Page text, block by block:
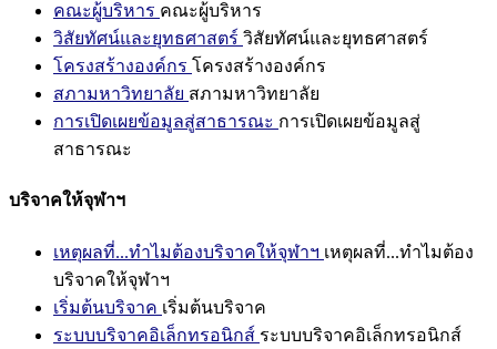
คณะผู้บริหาร คณะผู้บริหาร
วิสัยทัศน์และยุทธศาสตร์ วิสัยทัศน์และยุทธศาสตร์
โครงสร้างองค์กร โครงสร้างองค์กร
สภามหาวิทยาลัย สภามหาวิทยาลัย
การเปิดเผยข้อมูลสู่สาธารณะ การเปิดเผยข้อมูลสู่
สาธารณะ
บริจาคให้จุฬาฯ
เหตุผลที่...ทำไมต้องบริจาคให้จุฬาฯ เหตุผลที่...ทำไมต้อง
บริจาคให้จุฬาฯ
เริ่มต้นบริจาค เริ่มต้นบริจาค
ระบบบริจาคอิเล็กทรอนิกส์ ระบบบริจาคอิเล็กทรอนิกส์